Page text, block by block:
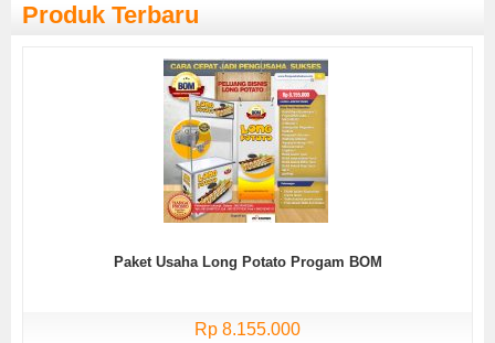
Produk Terbaru
Paket Usaha Long Potato Progam BOM
Rp 8.155.000